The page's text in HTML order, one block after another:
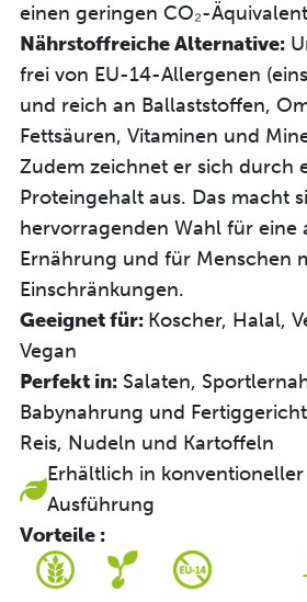
einen geringen CO₂-
Nährstoffreiche Alternative:
frei von EU-14-Allergenen
und reich an Ballaststoffen,
Fettsäuren, Vitaminen und
Zudem zeichnet er sich durch
Proteingehalt aus. Das macht
hervorragenden Wahl für eine
Ernährung und für Menschen
Einschränkungen.
Geeignet für: Koscher, Halal,
Vegan
Perfekt in: Salaten,
Babynahrung und
Reis, Nudeln und Kartoffeln
Erhältlich in
Ausführung
Vorteile :